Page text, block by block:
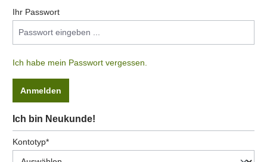
Ihr Passwort
Ich habe mein Passwort vergessen.
Anmelden
Ich bin Neukunde!
Persönliche Informationen
Kontotyp*